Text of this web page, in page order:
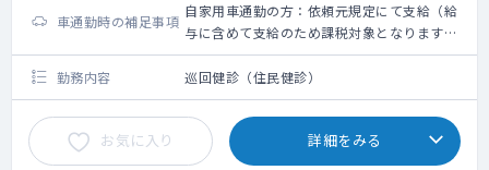
車通勤時の補足事項
自家用車通勤の方：依頼元規定にて支給（給
与に含めて支給のため課税対象となります。
備考欄参照ください）
勤務内容
巡回健診（住民健診）
お気に入り 詳細をみる